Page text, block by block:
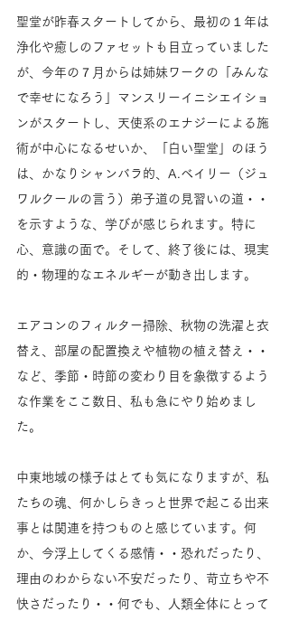
聖堂が昨春スタートしてから、最初の１年は
浄化や癒しのファセットも目立っていました
が、今年の７月からは姉妹ワークの「みんな
で幸せになろう」マンスリーイニシエイショ
ンがスタートし、天使系のエナジーによる施
術が中心になるせいか、「白い聖堂」のほう
は、かなりシャンバラ的、A.ベイリー（ジュ
ワルクールの言う）弟子道の見習いの道・・
を示すような、学びが感じられます。特に
心、意識の面で。そして、終了後には、現実
的・物理的なエネルギーが動き出します。
エアコンのフィルター掃除、秋物の洗濯と衣
替え、部屋の配置換えや植物の植え替え・・
など、季節・時節の変わり目を象徴するよう
な作業をここ数日、私も急にやり始めまし
た。
中東地域の様子はとても気になりますが、私
たちの魂、何かしらきっと世界で起こる出来
事とは関連を持つものと感じています。何
か、今浮上してくる感情・・恐れだったり、
理由のわからない不安だったり、苛立ちや不
快さだったり・・何でも、人類全体にとって